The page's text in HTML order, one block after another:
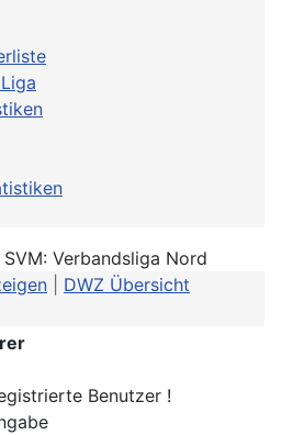
Verbandsliga Nord
DWZ Übersicht
Benutzer !